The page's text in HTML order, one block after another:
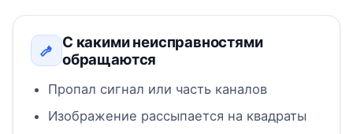
С какими неисправностями
обращаются
Пропал сигнал или часть каналов
Изображение рассыпается на квадраты